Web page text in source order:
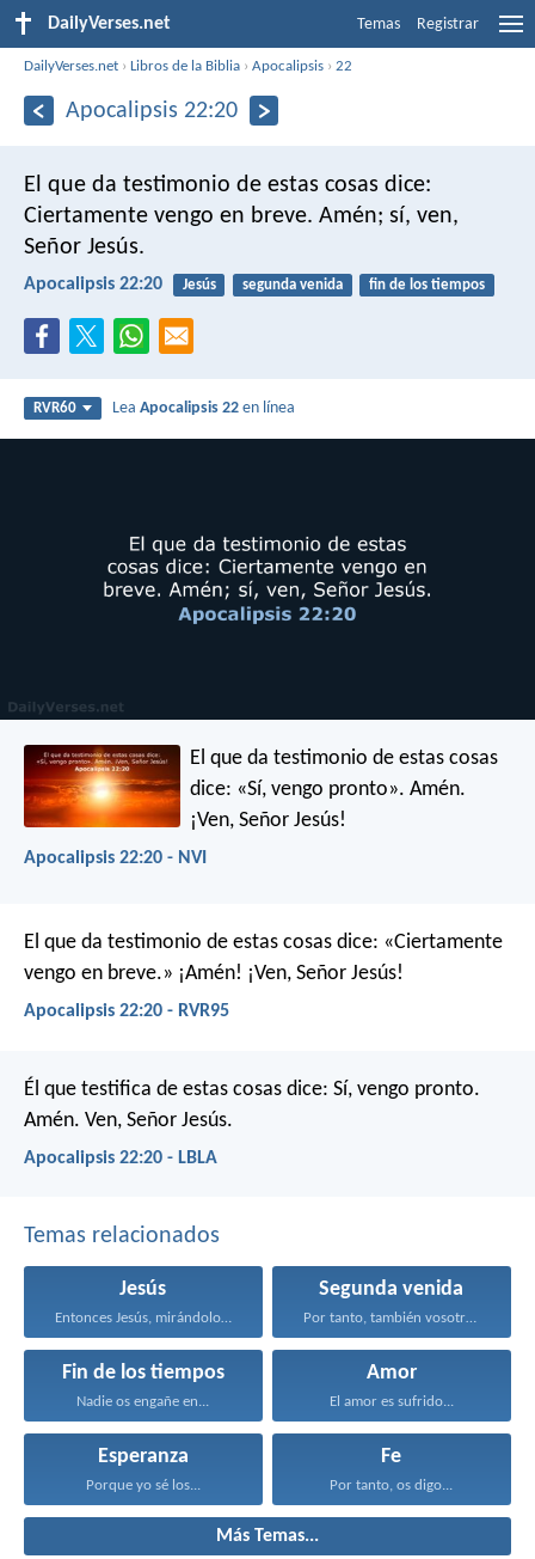
DailyVerses.net Temas Registrar
DailyVerses.net ›Libros de la Biblia ›Apocalipsis ›22
Apocalipsis 22:20
El que da testimonio de estas cosas dice:
Ciertamente vengo en breve. Amén; sí, ven,
Señor Jesús.
Apocalipsis 22:20 Jesús segunda venida fin de los tiempos
RVR60 LeaApocalipsis 22 en línea
El que da testimonio de estas cosas
dice: «Sí, vengo pronto». Amén.
¡Ven, Señor Jesús!
Apocalipsis 22:20 - NVI
El que da testimonio de estas cosas dice: «Ciertamente
vengo en breve.» ¡Amén! ¡Ven, Señor Jesús!
Apocalipsis 22:20 - RVR95
Él que testifica de estas cosas dice: Sí, vengo pronto.
Amén. Ven, Señor Jesús.
Apocalipsis 22:20 - LBLA
Temas relacionados
Jesús
Entonces Jesús, mirándolos, dijo...
Segunda venida
Por tanto, también vosotros...
Fin de los tiempos
Nadie os engañe en...
Amor
El amor es sufrido...
Esperanza
Porque yo sé los...
Fe
Por tanto, os digo...
Más Temas...